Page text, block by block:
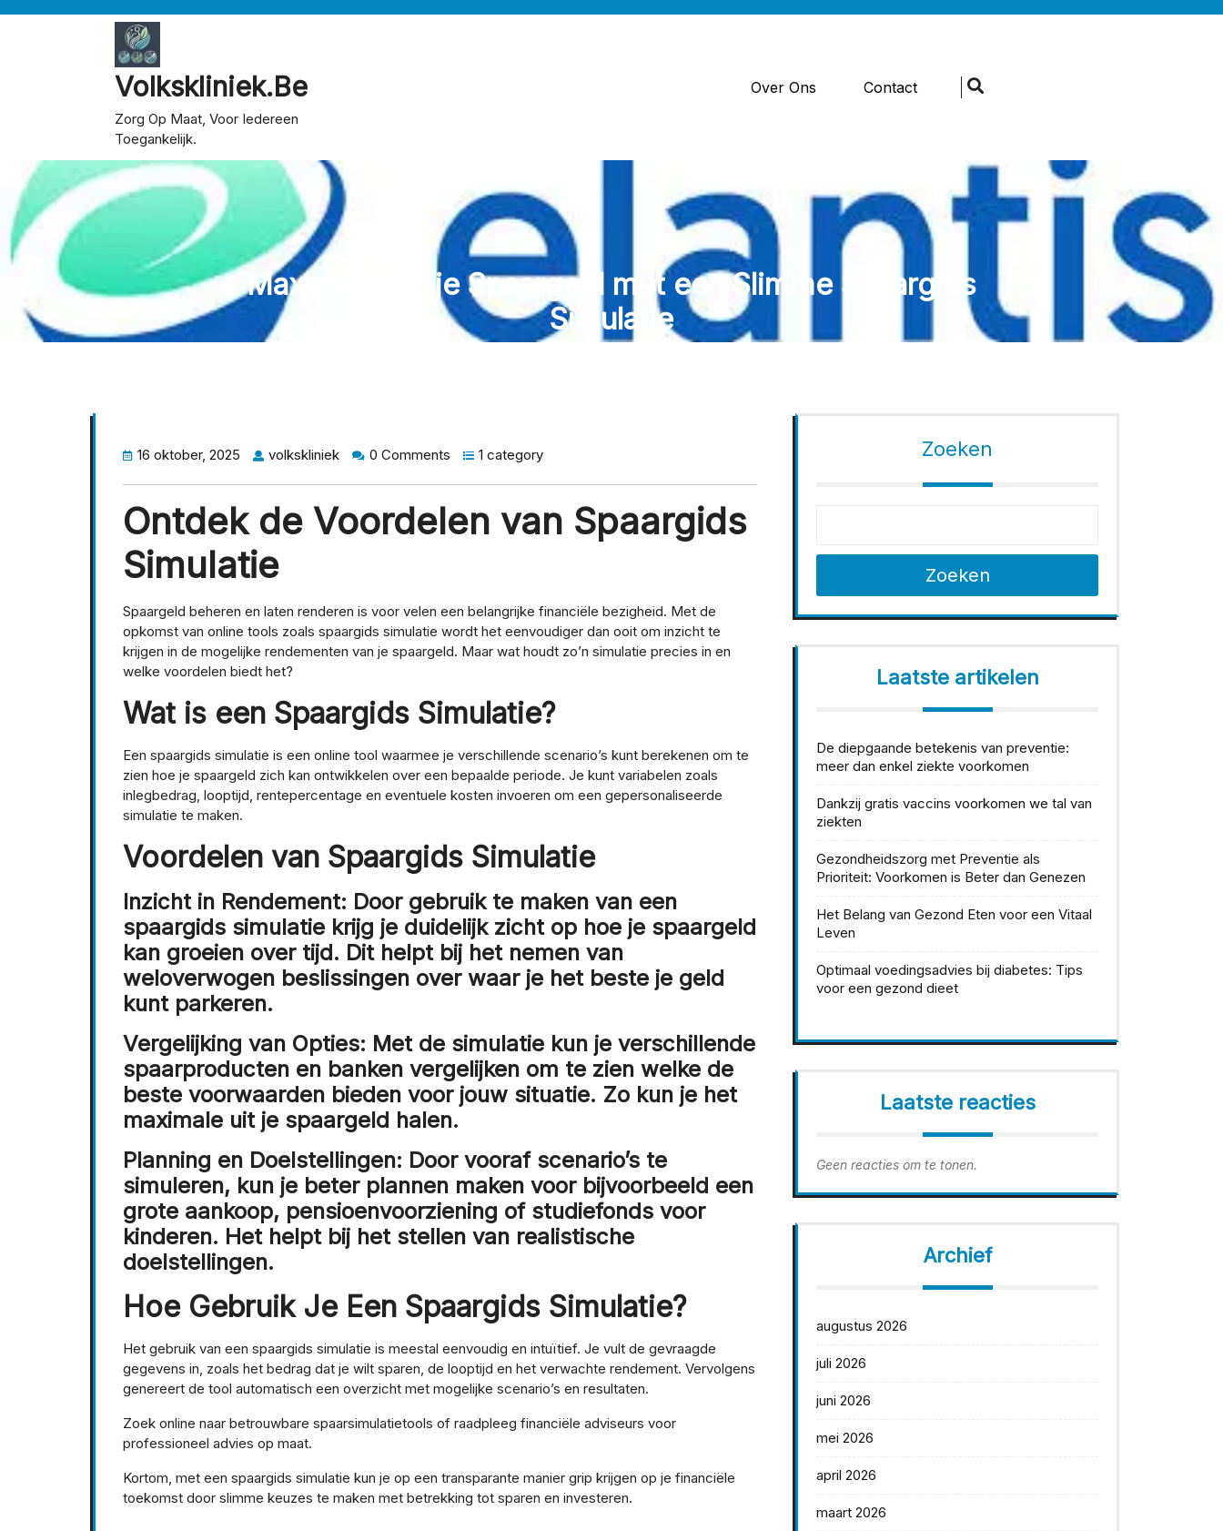
Volkskliniek.be
Zorg Op Maat, Voor Iedereen
Toegankelijk.
Over Ons Contact
Maximaliseer je Spaargeld met een Slimme Spaargids
Simulatie
16 oktober, 2025 volkskliniek 0 Comments 1 category
Ontdek de Voordelen van Spaargids
Simulatie
Spaargeld beheren en laten renderen is voor velen een belangrijke financiële bezigheid. Met de
opkomst van online tools zoals spaargids simulatie wordt het eenvoudiger dan ooit om inzicht te
krijgen in de mogelijke rendementen van je spaargeld. Maar wat houdt zo’n simulatie precies in en
welke voordelen biedt het?
Wat is een Spaargids Simulatie?
Een spaargids simulatie is een online tool waarmee je verschillende scenario’s kunt berekenen om te
zien hoe je spaargeld zich kan ontwikkelen over een bepaalde periode. Je kunt variabelen zoals
inlegbedrag, looptijd, rentepercentage en eventuele kosten invoeren om een gepersonaliseerde
simulatie te maken.
Voordelen van Spaargids Simulatie
Inzicht in Rendement: Door gebruik te maken van een
spaargids simulatie krijg je duidelijk zicht op hoe je spaargeld
kan groeien over tijd. Dit helpt bij het nemen van
weloverwogen beslissingen over waar je het beste je geld
kunt parkeren.
Vergelijking van Opties: Met de simulatie kun je verschillende
spaarproducten en banken vergelijken om te zien welke de
beste voorwaarden bieden voor jouw situatie. Zo kun je het
maximale uit je spaargeld halen.
Planning en Doelstellingen: Door vooraf scenario’s te
simuleren, kun je beter plannen maken voor bijvoorbeeld een
grote aankoop, pensioenvoorziening of studiefonds voor
kinderen. Het helpt bij het stellen van realistische
doelstellingen.
Hoe Gebruik Je Een Spaargids Simulatie?
Het gebruik van een spaargids simulatie is meestal eenvoudig en intuïtief. Je vult de gevraagde
gegevens in, zoals het bedrag dat je wilt sparen, de looptijd en het verwachte rendement. Vervolgens
genereert de tool automatisch een overzicht met mogelijke scenario’s en resultaten.
Zoek online naar betrouwbare spaarsimulatietools of raadpleeg financiële adviseurs voor
professioneel advies op maat.
Kortom, met een spaargids simulatie kun je op een transparante manier grip krijgen op je financiële
toekomst door slimme keuzes te maken met betrekking tot sparen en investeren.
Zoeken
Zoeken
Laatste artikelen
De diepgaande betekenis van preventie:
meer dan enkel ziekte voorkomen
Dankzij gratis vaccins voorkomen we tal van
ziekten
Gezondheidszorg met Preventie als
Prioriteit: Voorkomen is Beter dan Genezen
Het Belang van Gezond Eten voor een Vitaal
Leven
Optimaal voedingsadvies bij diabetes: Tips
voor een gezond dieet
Laatste reacties
Geen reacties om te tonen.
Archief
augustus 2026
juli 2026
juni 2026
mei 2026
april 2026
maart 2026